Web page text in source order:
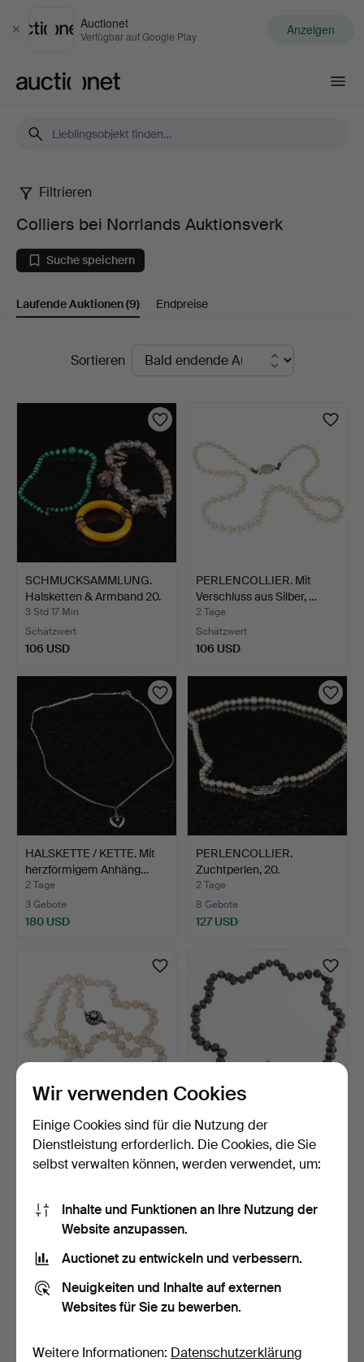
Schließen
Auctionet
Verfügbar auf Google Play Anzeigen
Colliers
bei
Norrlands
Auktionsverk
Filtrieren
Colliers bei Norrlands Auktionsverk
Suche speichern
Laufende Auktionen(9) Endpreise
LaufendeSortieren
SCHMUCKSAMMLUNG.
Halsketten & Armband 20.
…
3 Std 17 Min
Schätzwert
106 USD
PERLENCOLLIER. Mit
Verschluss aus Silber, …
2 Tage
Schätzwert
106 USD
HALSKETTE / KETTE. Mit
herzförmigem Anhäng…
2 Tage
3 Gebote
180 USD
PERLENCOLLIER.
Zuchtperlen, 20.
Jahrhunder…
2 Tage
8 Gebote
127 USD
PERLENCOLLIER.
Verschluss aus Silber, 20. …
2 Tage
Collier, Gold, 18K, 5 Rubine,
graulila gez…
5 Tage
Wir verwenden Cookies
Einige Cookies sind für die Nutzung der
Dienstleistung erforderlich. Die Cookies, die Sie
selbst verwalten können, werden verwendet, um:
Inhalte und Funktionen an Ihre Nutzung der
Website anzupassen.
Auctionet zu entwickeln und verbessern.
Neuigkeiten und Inhalte auf externen
Websites für Sie zu bewerben.
Weitere Informationen: Datenschutzerklärung